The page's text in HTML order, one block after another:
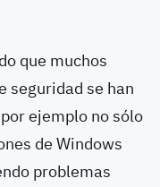
que muchos
seguridad se han
ejemplo no sólo
de Windows
problemas